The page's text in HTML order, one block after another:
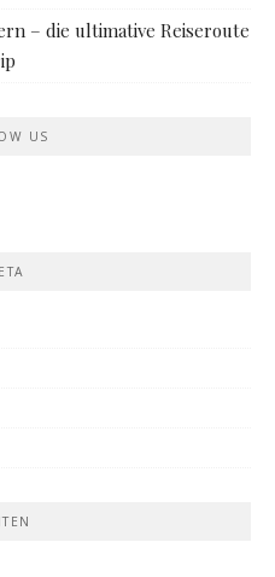
– die ultimative Reiseroute
US